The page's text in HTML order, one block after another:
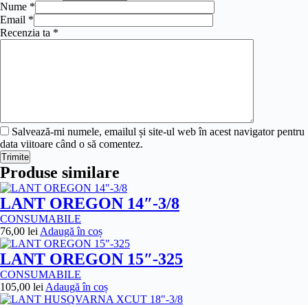
Nume *
Email *
Recenzia ta *
Salvează-mi numele, emailul și site-ul web în acest navigator pentru
data viitoare când o să comentez.
Trimite
Produse similare
LANT OREGON 14″-3/8
CONSUMABILE
76,00 lei Adaugă în coș
LANT OREGON 15″-325
CONSUMABILE
105,00 lei Adaugă în coș